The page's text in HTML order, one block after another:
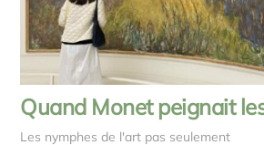
Quand Monet peignait
Les nymphes de l'art pas seulement